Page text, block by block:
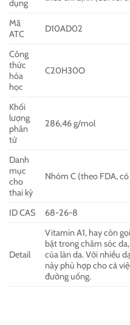
dụng
Mã
ATC
D10AD02
Công
thức
hóa
học
C20H30O
Khối
lượng
phân
tử
286,46 g/mol
Danh
mục
cho
thai kỳ
Nhóm C (theo FDA,
ID CAS 68-26-8
Detail
Vitamin A1, hay còn
bật trong chăm sóc
của làn da. Với nhiều
này phù hợp cho cả
đường uống.